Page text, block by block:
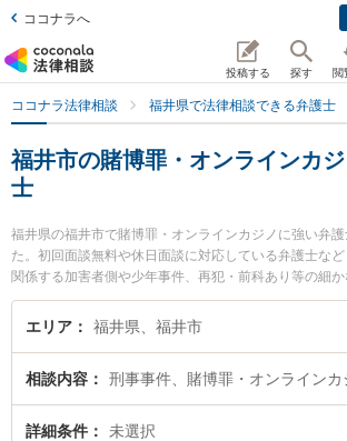
ココナラへ
投稿する 探す 閲
ココナラ法律相談 福井県で法律相談できる弁護士
福井市の賭博罪・オンラインカ
士
福井県の福井市で賭博罪・オンラインカジノに強い弁
た。初回面談無料や休日面談に対応している弁護士な
関係する加害者側や少年事件、再犯・前科あり等の細
索もでき便利です。特に勝見法律事務所の勝見 泰斗弁
の河野 哲弁護士、弁護士法人ふくい総合法律事務所の
たい』『賭博罪・オンラインカジノのトラブル解決の
を検索したい』『初回相談無料で賭博罪・オンライン
福井市内の弁護士に相談予約したい』などでお困りの
エリア 福井県、福井市
相談内容
詳細条件 未選択